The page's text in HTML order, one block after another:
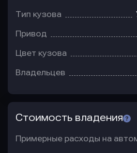
Тип кузова
Привод
Цвет кузова
Владельцев
Стоимость владения
Примерные расходы на